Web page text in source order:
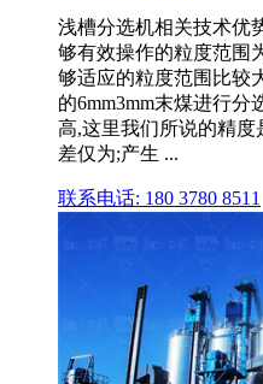
浅槽分选机相关技术优
够有效操作的粒度范围
够适应的粒度范围比较
的6mm3mm末煤进行
高,这里我们所说的精
差仅为;产生 ...
联系电话: 180 3780 8511